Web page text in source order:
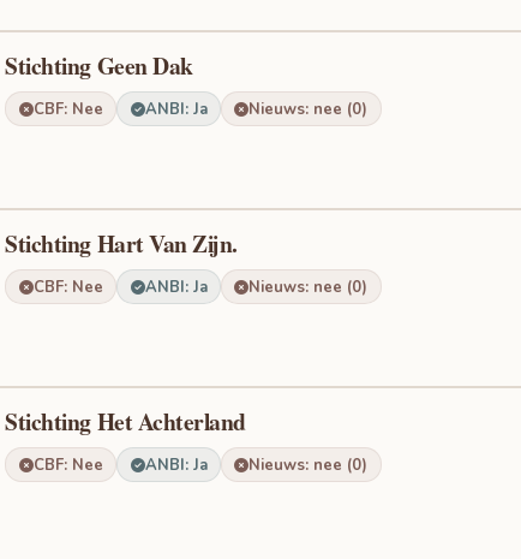
Stichting Geen Dak
CBF: Nee ANBI: Ja Nieuws: nee (0)
Stichting Hart Van Zijn.
CBF: Nee ANBI: Ja Nieuws: nee (0)
Stichting Het Achterland
CBF: Nee ANBI: Ja Nieuws: nee (0)